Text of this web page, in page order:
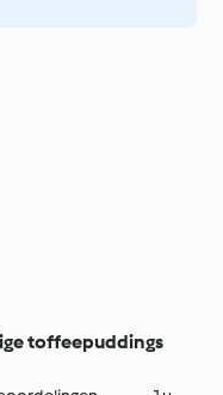
toffeepuddings